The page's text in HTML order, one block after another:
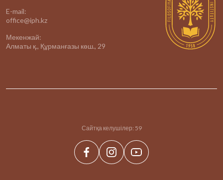
E-mail:
office@iph.kz
Мекенжай:
Алматы қ., Құрманғазы көш., 29
Сайтқа келушілер: 59